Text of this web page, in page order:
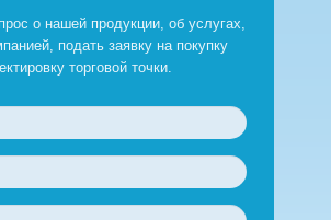
о нашей продукции, об услугах,
подать заявку на покупку
торговой точки.